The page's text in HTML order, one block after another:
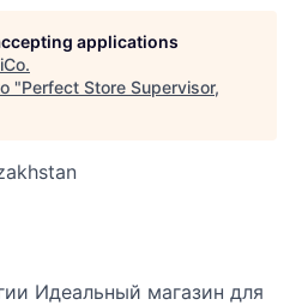
applications
.
"Perfect Store Supervisor,
Идеальный магазин для